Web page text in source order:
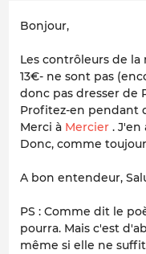
Bonjour,
Les contrôleurs de
13€- ne sont pas
donc pas dresser de
Profitez-en pendant
Merci à Mercier . J'en
Donc, comme
A bon entendeur,
PS : Comme dit le
pourra. Mais c'est
même si elle ne suffit